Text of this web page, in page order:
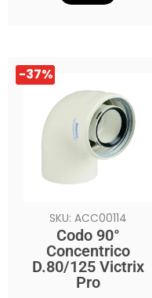
-37%
SKU: ACC00114
Codo 90°
Concentrico
D.80/125 Victrix
Pro
El
precio
original
era:
$169.990.
El
precio
actual
es:
$106.990.